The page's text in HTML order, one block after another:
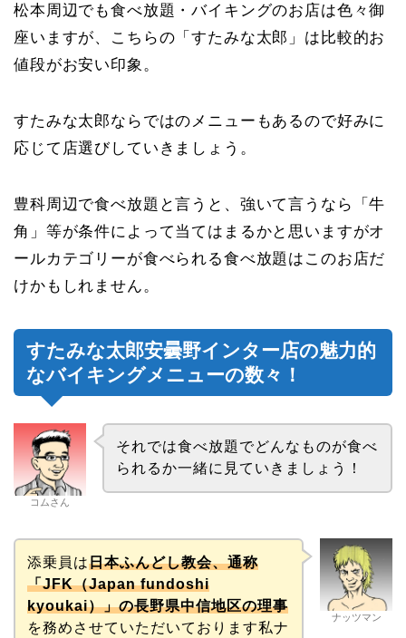
松本周辺でも食べ放題・バイキングのお店は色々御
座いますが、こちらの「すたみな太郎」は比較的お
値段がお安い印象。
すたみな太郎ならではのメニューもあるので好みに
応じて店選びしていきましょう。
豊科周辺で食べ放題と言うと、強いて言うなら「牛
角」等が条件によって当てはまるかと思いますがオ
ールカテゴリーが食べられる食べ放題はこのお店だ
けかもしれません。
すたみな太郎安曇野インター店の魅力的
なバイキングメニューの数々！
コムさん
それでは食べ放題でどんなものが食べ
られるか一緒に見ていきましょう！
ナッツマン
添乗員は日本ふんどし教会、通称
「JFK（Japan fundoshi
kyoukai）」の長野県中信地区の理事
を務めさせていただいております私ナ